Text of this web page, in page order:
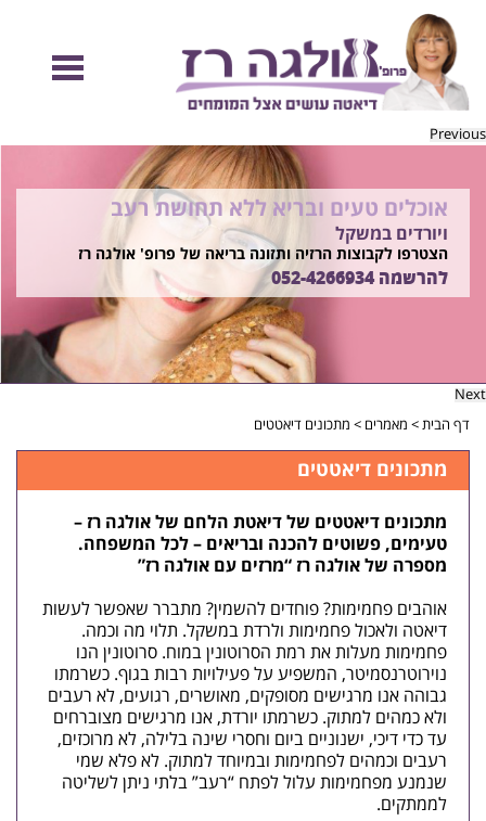
Previous
להיות מוכנות לקיץ הזה ולזה שאחריו!
בשיטת ד"ר אולגה רז
רוצים ללמוד איך?
התקשרו 052-4266934
אוכלים טעים ובריא ללא תחושת רעב
ויורדים במשקל
הצטרפו לקבוצות הרזיה ותזונה בריאה של פרופ' אולגה רז
להרשמה052-4266934
Next
דף הבית> מאמרים > מתכונים דיאטטים
מתכונים דיאטטים
מתכונים דיאטטים של דיאטת הלחם של אולגה רז –
טעימים, פשוטים להכנה ובריאים – לכל המשפחה.
מספרה של אולגה רז “מרזים עם אולגה רז”
אוהבים פחמימות? פוחדים להשמין? מתברר שאפשר לעשות
דיאטה ולאכול פחמימות ולרדת במשקל. תלוי מה וכמה.
פחמימות מעלות את רמת הסרוטונין במוח. סרוטונין הנו
נוירוטרנסמיטר, המשפיע על פעילויות רבות בגוף. כשרמתו
גבוהה אנו מרגישים מסופקים, מאושרים, רגועים, לא רעבים
ולא כמהים למתוק. כשרמתו יורדת, אנו מרגישים מצוברחים
עד כדי דיכי, ישנוניים ביום וחסרי שינה בלילה, לא מרוכזים,
רעבים וכמהים לפחמימות ובמיוחד למתוק. לא פלא שמי
שנמנע מפחמימות עלול לפתח “רעב” בלתי ניתן לשליטה
לממתקים.